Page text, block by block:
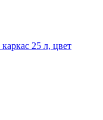
25 л, цвет